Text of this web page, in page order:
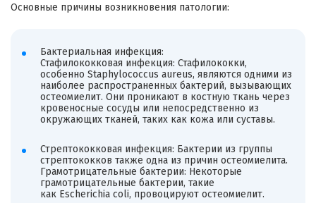
Основные причины возникновения патологии:
Бактериальная инфекция:
Стафилококковая инфекция: Стафилококки,
особенно Staphylococcus aureus, являются одними из
наиболее распространенных бактерий, вызывающих
остеомиелит. Они проникают в костную ткань через
кровеносные сосуды или непосредственно из
окружающих тканей, таких как кожа или суставы.
Стрептококковая инфекция: Бактерии из группы
стрептококков также одна из причин остеомиелита.
Грамотрицательные бактерии: Некоторые
грамотрицательные бактерии, такие
как Escherichia coli, провоцируют остеомиелит.